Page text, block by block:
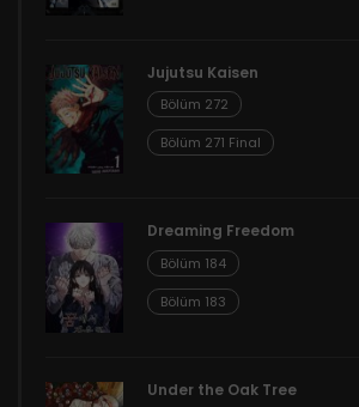
Jujutsu Kaisen
Bölüm 272
Bölüm 271 Final
Dreaming Freedom
Bölüm 184
Bölüm 183
Under the Oak Tree